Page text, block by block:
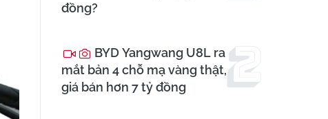
đồng?
BYD Yangwang U8L ra
mắt bản 4 chỗ mạ vàng thật,
giá bán hơn 7 tỷ đồng